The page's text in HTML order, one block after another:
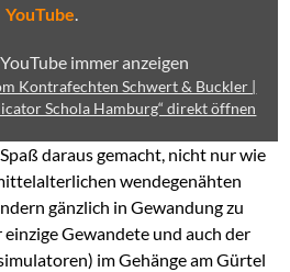
YouTube.
immer anzeigen
Kontrafechten Schwert & Buckler |
Schola Hamburg“ direkt öffnen
daraus gemacht, nicht nur wie
wendegenähten
gänzlich in Gewandung zu
Gewandete und auch der
im Gehänge am Gürtel